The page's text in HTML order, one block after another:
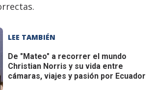
LEE TAMBIÉN
De "Mateo" a recorrer el mundo
Christian Norris y su vida entre
cámaras, viajes y pasión por Ecuador